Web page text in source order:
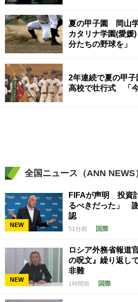
夏の甲子園 岡山
カタリナ学園(愛
分たちの野球を」
2年連続で夏の甲
高校で壮行式 「今
全国ニュース（ANN NEWS
NEW
FIFAが声明 投資
るべきだった」
認
51分前 国際
NEW
ロシア外務省報道
の呪文』繰り返し
非難
1時間前 国際